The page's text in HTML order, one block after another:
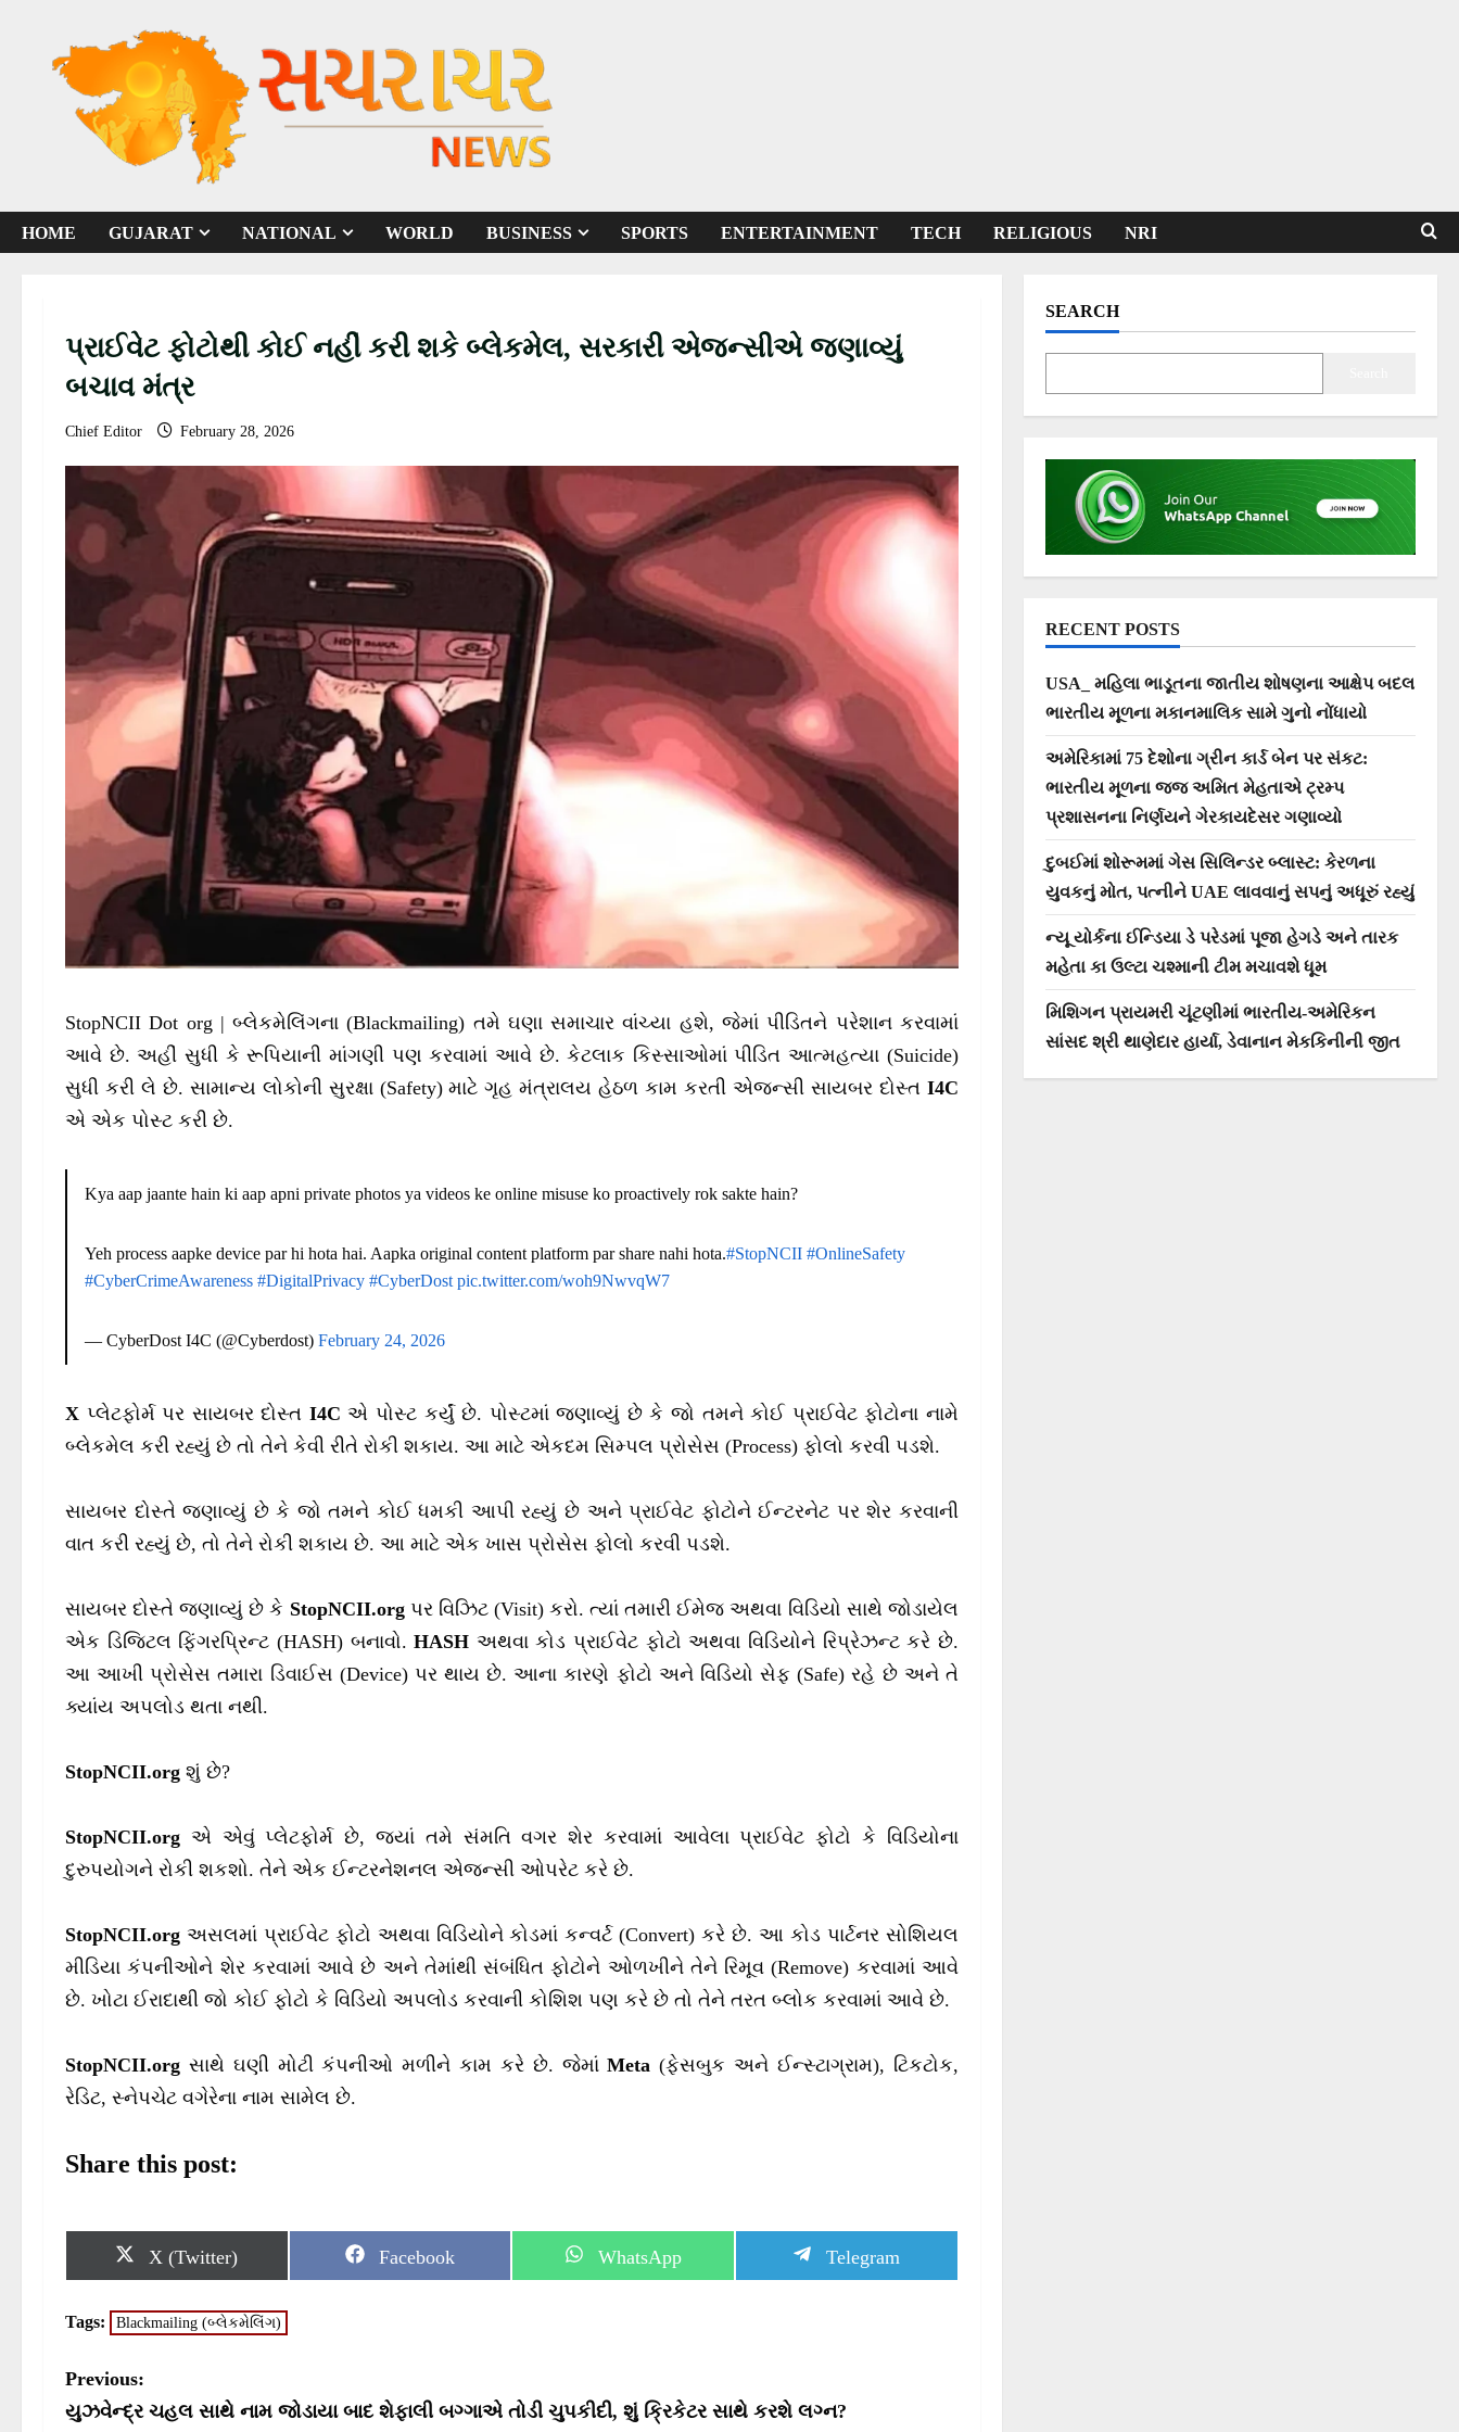
HOME GUJARAT NATIONAL WORLD BUSINESS SPORTS ENTERTAINMENT TECH RELIGIOUS NRI
પ્રાઈવેટ ફોટોથી કોઈ નહીં કરી શકે બ્લેકમેલ, સરકારી એજન્સીએ જણાવ્યું
બચાવ મંત્ર
Chief Editor February 28, 2026
StopNCII Dot org | બ્લેકમેલિંગના (Blackmailing) તમે ઘણા સમાચાર વાંચ્યા હશે, જેમાં પીડિતને પરેશાન કરવામાં
આવે છે. અહીં સુધી કે રૂપિયાની માંગણી પણ કરવામાં આવે છે. કેટલાક કિસ્સાઓમાં પીડિત આત્મહત્યા (Suicide)
સુધી કરી લે છે. સામાન્ય લોકોની સુરક્ષા (Safety) માટે ગૃહ મંત્રાલય હેઠળ કામ કરતી એજન્સી સાયબર દોસ્ત I4C
એ એક પોસ્ટ કરી છે.
Kya aap jaante hain ki aap apni private photos ya videos ke online misuse ko proactively rok sakte hain?
Yeh process aapke device par hi hota hai. Aapka original content platform par share nahi hota.#StopNCII #OnlineSafety
#CyberCrimeAwareness #DigitalPrivacy #CyberDost pic.twitter.com/woh9NwvqW7
— CyberDost I4C (@Cyberdost)February 24, 2026
X પ્લેટફોર્મ પર સાયબર દોસ્ત I4C એ પોસ્ટ કર્યું છે. પોસ્ટમાં જણાવ્યું છે કે જો તમને કોઈ પ્રાઈવેટ ફોટોના નામે
બ્લેકમેલ કરી રહ્યું છે તો તેને કેવી રીતે રોકી શકાય. આ માટે એકદમ સિમ્પલ પ્રોસેસ (Process) ફોલો કરવી પડશે.
સાયબર દોસ્તે જણાવ્યું છે કે જો તમને કોઈ ધમકી આપી રહ્યું છે અને પ્રાઈવેટ ફોટોને ઈન્ટરનેટ પર શેર કરવાની
વાત કરી રહ્યું છે, તો તેને રોકી શકાય છે. આ માટે એક ખાસ પ્રોસેસ ફોલો કરવી પડશે.
સાયબર દોસ્તે જણાવ્યું છે કે StopNCII.orgપર વિઝિટ (Visit) કરો. ત્યાં તમારી ઈમેજ અથવા વિડિયો સાથે જોડાયેલ
એક ડિજિટલ ફિંગરપ્રિન્ટ (HASH) બનાવો.HASH અથવા કોડ પ્રાઈવેટ ફોટો અથવા વિડિયોને રિપ્રેઝન્ટ કરે છે.
આ આખી પ્રોસેસ તમારા ડિવાઈસ (Device) પર થાય છે. આના કારણે ફોટો અને વિડિયો સેફ (Safe) રહે છે અને તે
ક્યાંય અપલોડ થતા નથી.
StopNCII.org શું છે?
StopNCII.org એ એવું પ્લેટફોર્મ છે, જ્યાં તમે સંમતિ વગર શેર કરવામાં આવેલા પ્રાઈવેટ ફોટો કે વિડિયોના
દુરુપયોગને રોકી શકશો. તેને એક ઈન્ટરનેશનલ એજન્સી ઓપરેટ કરે છે.
StopNCII.org અસલમાં પ્રાઈવેટ ફોટો અથવા વિડિયોને કોડમાં કન્વર્ટ (Convert) કરે છે. આ કોડ પાર્ટનર સોશિયલ
મીડિયા કંપનીઓને શેર કરવામાં આવે છે અને તેમાંથી સંબંધિત ફોટોને ઓળખીને તેને રિમૂવ (Remove) કરવામાં આવે
છે. ખોટા ઈરાદાથી જો કોઈ ફોટો કે વિડિયો અપલોડ કરવાની કોશિશ પણ કરે છે તો તેને તરત બ્લોક કરવામાં આવે છે.
StopNCII.org સાથે ઘણી મોટી કંપનીઓ મળીને કામ કરે છે. જેમાંMeta (ફેસબુક અને ઈન્સ્ટાગ્રામ), ટિકટોક,
રેડિટ, સ્નેપચેટ વગેરેના નામ સામેલ છે.
Share this post:
S
r
e
X (Twitter)
S
Facebook
S
WhatsApp
S
Telegram
Tags: Blackmailing (બ્લેકમેલિંગ)
P
o
Previous:
યુઝવેન્દ્ર ચહલ સાથે નામ જોડાયા બાદ શેફાલી બગ્ગાએ તોડી ચુપકીદી, શું ક્રિકેટર સાથે કરશે લગ્ન?
SEARCH
RECENT POSTS
USA_ મહિલા ભાડૂતના જાતીય શોષણના આક્ષેપ બદલ
ભારતીય મૂળના મકાનમાલિક સામે ગુનો નોંધાયો
અમેરિકામાં 75 દેશોના ગ્રીન કાર્ડ બેન પર સંકટ:
ભારતીય મૂળના જજ અમિત મેહતાએ ટ્રમ્પ
પ્રશાસનના નિર્ણયને ગેરકાયદેસર ગણાવ્યો
દુબઈમાં શોરૂમમાં ગેસ સિલિન્ડર બ્લાસ્ટ: કેરળના
યુવકનું મોત, પત્નીને UAE લાવવાનું સપનું અધૂરું રહ્યું
ન્યૂ યોર્કના ઈન્ડિયા ડે પરેડમાં પૂજા હેગડે અને તારક
મહેતા કા ઉલ્ટા ચશ્માની ટીમ મચાવશે ધૂમ
મિશિગન પ્રાયમરી ચૂંટણીમાં ભારતીય-અમેરિકન
સાંસદ શ્રી થાણેદાર હાર્યા, ડેવાનાન મેકકિનીની જીત